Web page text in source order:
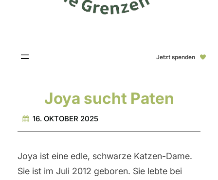
Jetzt spenden
Joya sucht Paten
16. OKTOBER 2025
Joya ist eine edle, schwarze Katzen-Dame.
Sie ist im Juli 2012 geboren. Sie lebte bei